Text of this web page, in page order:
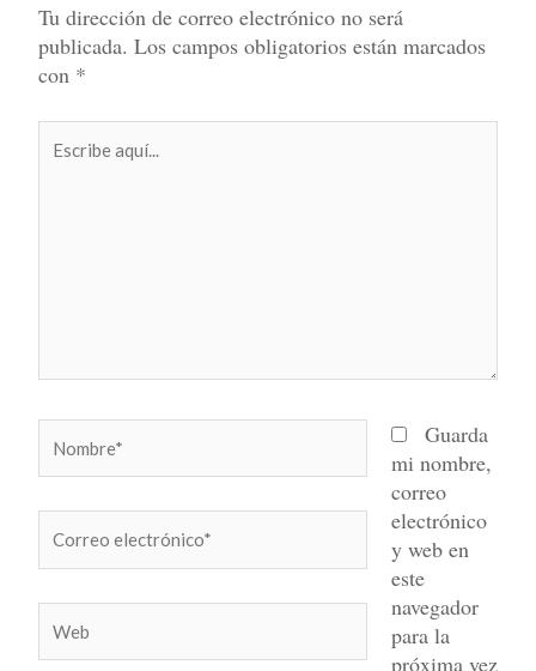
Tu dirección de correo electrónico no será
publicada. Los campos obligatorios están marcados
con *
aquí...
electrónico*
Guarda
mi nombre,
correo
electrónico
y web en
este
navegador
para la
próxima vez